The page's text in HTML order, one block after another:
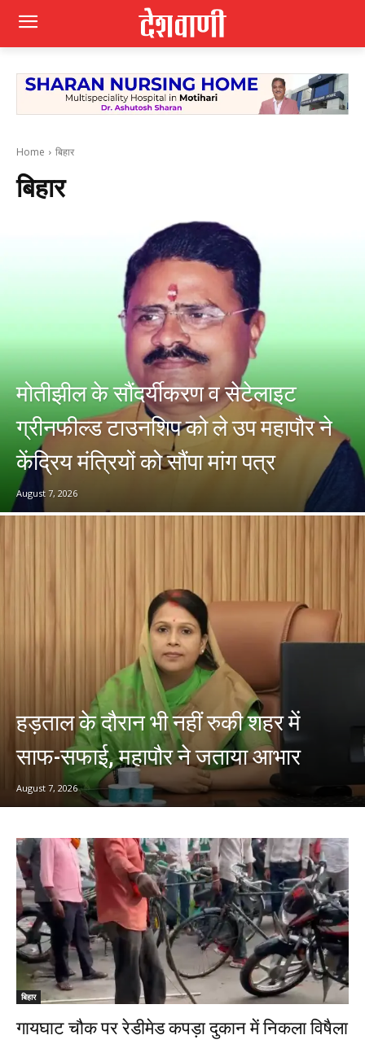
Home बिहार
बिहार
मोतीझील के सौंदर्यीकरण व सेटेलाइट
ग्रीनफील्ड टाउनशिप को ले उप महापौर ने
केंद्रिय मंत्रियों को सौंपा मांग पत्र
August 7, 2026
हड़ताल के दौरान भी नहीं रुकी शहर में
साफ-सफाई, महापौर ने जताया आभार
August 7, 2026
बिहार
गायघाट चौक पर रेडीमेड कपड़ा दुकान में निकला विषैला